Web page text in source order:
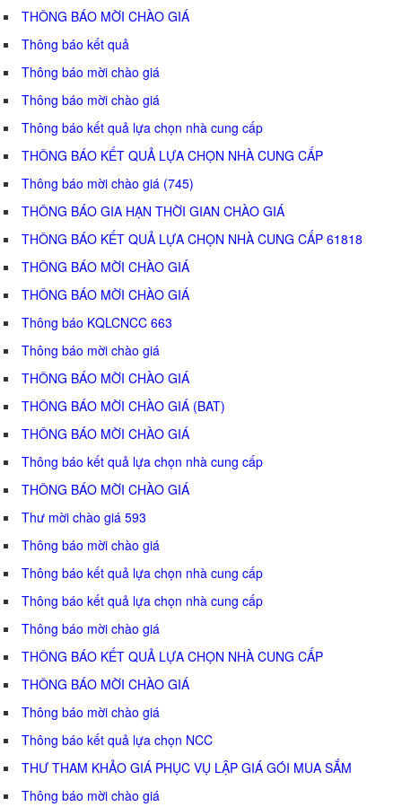
THÔNG BÁO MỜI CHÀO GIÁ
Thông báo kết quả
Thông báo mời chào giá
Thông báo mời chào giá
Thông báo kết quả lựa chọn nhà cung cấp
THÔNG BÁO KẾT QUẢ LỰA CHỌN NHÀ CUNG CẤP
Thông báo mời chào giá (745)
THÔNG BÁO GIA HẠN THỜI GIAN CHÀO GIÁ
THÔNG BÁO KẾT QUẢ LỰA CHỌN NHÀ CUNG CẤP 61818
THÔNG BÁO MỜI CHÀO GIÁ
THÔNG BÁO MỜI CHÀO GIÁ
Thông báo KQLCNCC 663
Thông báo mời chào giá
THÔNG BÁO MỜI CHÀO GIÁ
THÔNG BÁO MỜI CHÀO GIÁ (BAT)
THÔNG BÁO MỜI CHÀO GIÁ
Thông báo kết quả lựa chọn nhà cung cấp
THÔNG BÁO MỜI CHÀO GIÁ
Thư mời chào giá 593
Thông báo mời chào giá
Thông báo kết quả lựa chọn nhà cung cấp
Thông báo kết quả lựa chọn nhà cung cấp
Thông báo mời chào giá
THÔNG BÁO KẾT QUẢ LỰA CHỌN NHÀ CUNG CẤP
THÔNG BÁO MỜI CHÀO GIÁ
Thông báo mời chào giá
Thông báo kết quả lựa chọn NCC
THƯ THAM KHẢO GIÁ PHỤC VỤ LẬP GIÁ GÓI MUA SẮM
Thông báo mời chào giá